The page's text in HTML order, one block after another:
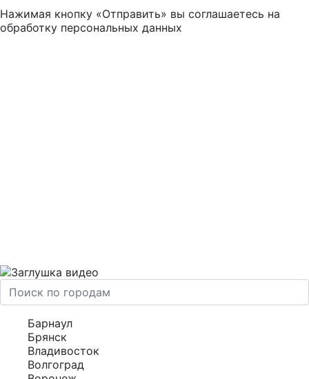
Нажимая кнопку «Отправить» вы соглашаетесь на
обработку персональных данных
Барнаул
Брянск
Владивосток
Волгоград